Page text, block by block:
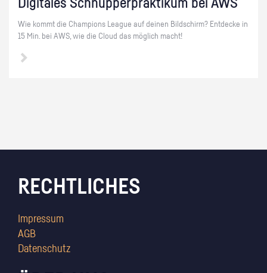
Di­gi­ta­les Schnup­per­prak­ti­kum bei AWS
Wie kommt die Cham­pi­ons Le­ague auf dei­nen Bild­schirm? Ent­de­cke in
15 Min. bei AWS, wie die Cloud das mög­lich macht!
RECHTLICHES
Impressum
AGB
Datenschutz